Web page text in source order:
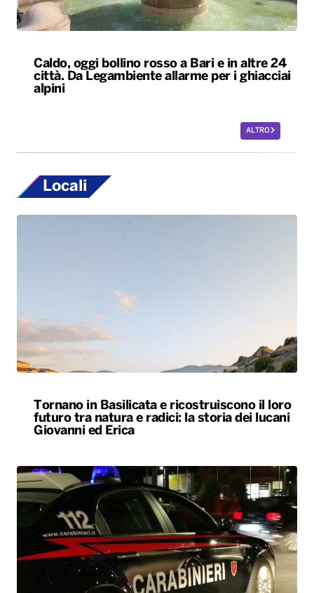
Caldo, oggi bollino rosso a Bari e in altre 24
città. Da Legambiente allarme per i ghiacciai
alpini
ALTRO
Locali
Tornano in Basilicata e ricostruiscono il loro
futuro tra natura e radici: la storia dei lucani
Giovanni ed Erica